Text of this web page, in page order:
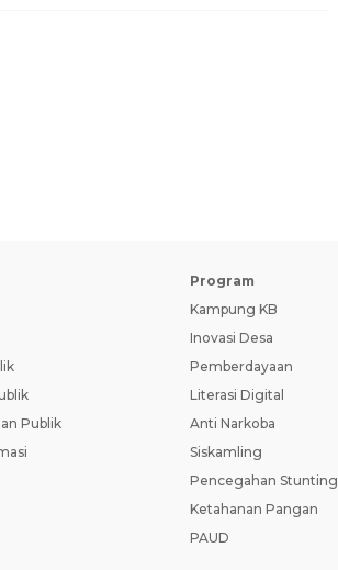
Publik
Program
Kampung KB
Inovasi Desa
Pemberdayaan
Literasi Digital
Anti Narkoba
Siskamling
Pencegahan Stunting
Ketahanan Pangan
PAUD